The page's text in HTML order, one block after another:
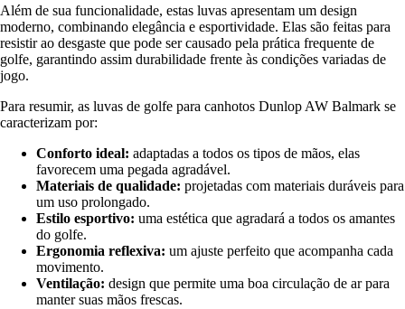
Além de sua funcionalidade, estas luvas apresentam um design
moderno, combinando elegância e esportividade. Elas são feitas para
resistir ao desgaste que pode ser causado pela prática frequente de
golfe, garantindo assim durabilidade frente às condições variadas de
jogo.
Para resumir, as luvas de golfe para canhotos Dunlop AW Balmark se
caracterizam por:
Conforto ideal: adaptadas a todos os tipos de mãos, elas
favorecem uma pegada agradável.
Materiais de qualidade: projetadas com materiais duráveis para
um uso prolongado.
Estilo esportivo: uma estética que agradará a todos os amantes
do golfe.
Ergonomia reflexiva: um ajuste perfeito que acompanha cada
movimento.
Ventilação: design que permite uma boa circulação de ar para
manter suas mãos frescas.